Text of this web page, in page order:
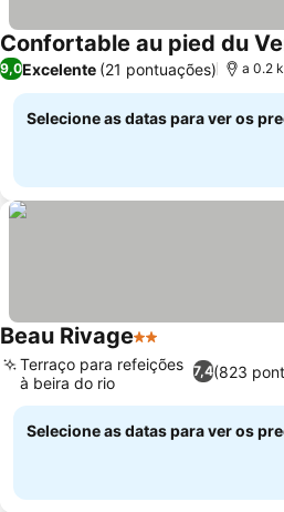
Confortable au pied du
9,0Excelente (21 pontuações) a 0.2
Selecione as datas para ver os
Beau Rivage2 Estrelas
7,4(823
Terraço para refeições
à beira do rio
Selecione as datas para ver os